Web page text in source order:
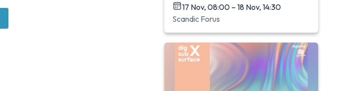
17 Nov, 08:00 – 18 Nov, 14:30
Scandic Forus